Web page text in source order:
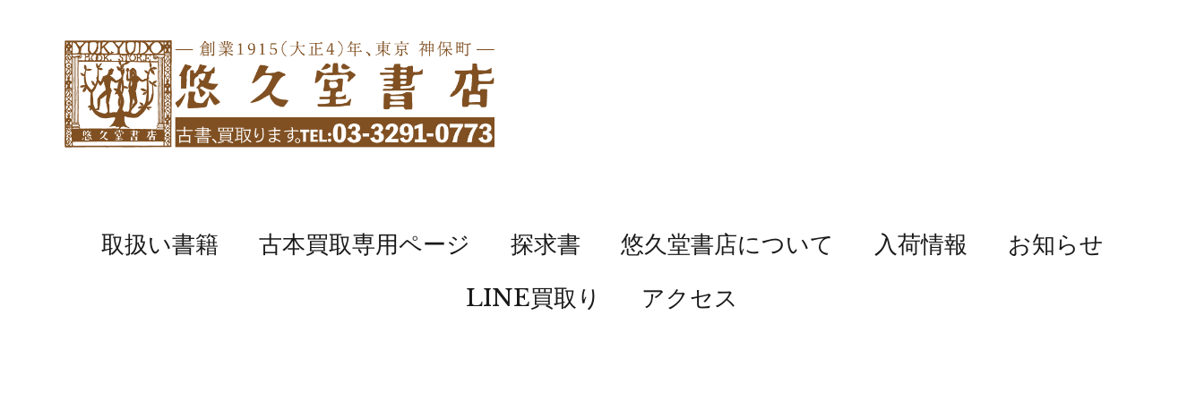
取扱い書籍 古本買取専用ページ 探求書 悠久堂書店について 入荷情報
お知らせ
LINE買取り
アクセス